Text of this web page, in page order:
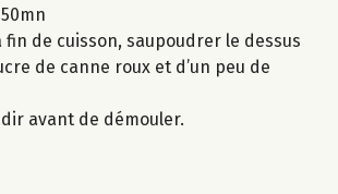
fin de cuisson, saupoudrer le dessus
de canne roux et d’un peu de
avant de démouler.